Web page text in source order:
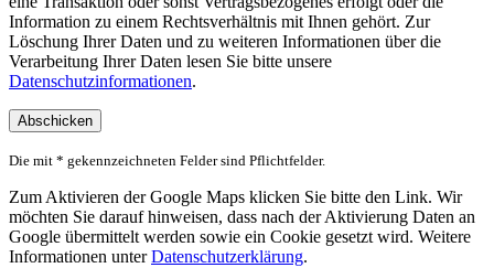
Information zu einem Rechtsverhältnis mit Ihnen gehört. Zur
Löschung Ihrer Daten und zu weiteren Informationen über die
Verarbeitung Ihrer Daten lesen Sie bitte unsere
Datenschutzinformationen.
Die mit * gekennzeichneten Felder sind Pflichtfelder.
Zum Aktivieren der Google Maps klicken Sie bitte den Link. Wir
möchten Sie darauf hinweisen, dass nach der Aktivierung Daten an
Google übermittelt werden sowie ein Cookie gesetzt wird. Weitere
Informationen unterDatenschutzerklärung.